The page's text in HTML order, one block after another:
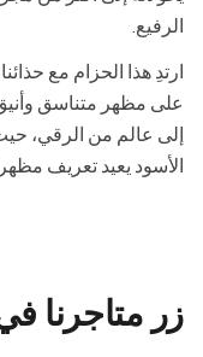
الرفيع.
ارتدِ هذا الحزام مع
على مظهر متناسق
إلى عالم من الرقي، حيث
الأسود يعيد تعريف
زر متاجرنا